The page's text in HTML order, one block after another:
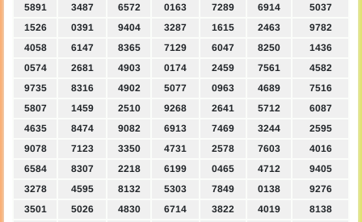
5891
3487 6572 0163 7289 6914
5037
1526
0391 9404 3287 1615 2463
9782
4058
6147 8365 7129 6047 8250
1436
0574
2681 4903 0174 2459 7561
4582
9735
8316 4902 5077 0963 4689
7516
5807
1459 2510 9268 2641 5712
6087
4635
8474 9082 6913 7469 3244
2595
9078
7123 3350 4731 2578 7603
4016
6584
8307 2218 6199 0465 4712
9405
3278
4595 8132 5303 7849 0138
9276
3501
5026 4830 6714 3822 4019
8138